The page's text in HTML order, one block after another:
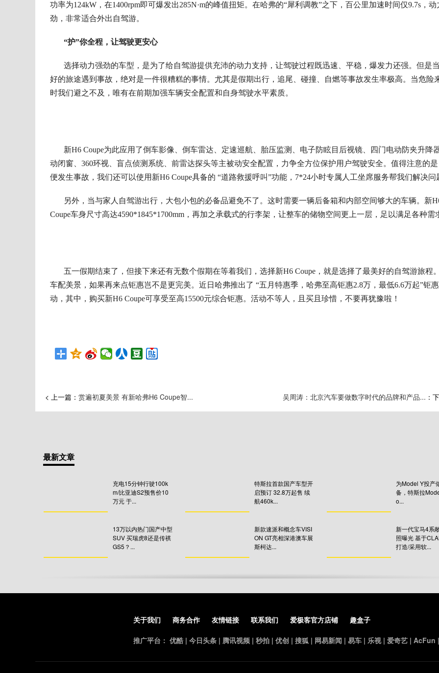
功率为124kW ，在1400rpm即可爆发出285N·m的峰值扭矩。在哈弗的“犀利调教”之下，百公里加速时间仅9.7s，动
劲，非常适合外出自驾游。
“护”你全程， 让驾驶更安心
选择动力强劲的车型 ， 是为了给自驾游提供充沛的动力支持 ， 让驾驶过程既迅速 平稳 ， 爆发力还强。 但是
好的旅途遇到事故 ，绝对是一件很糟糕的事情。 尤其是假期出行 ， 追尾 碰撞 自燃等事故发生率极高。当危险
时我们避之不及，唯有在前期加强车辆安全配置和自身驾驶水平素质。
新H6 Coupe为此应用了倒车影像、倒车雷达、定速巡航、胎压监测、电子防眩目后视镜、四门电动防夹升降
动闭窗、360环视、盲点侦测系统、前雷达探头等主被动安全配置，力争全方位保护用户驾驶安全。值得注意的是
便发生事故，我们还可以使用新H6 Coupe具备的 “道路救援呼叫”功能，7*24小时专属人工坐席服务帮我们解决问
另外，当与家人自驾游出行，大包小包的必备品避免不了。这时需要一辆后备箱和内部空间够大的车辆。新
Coupe车身尺寸高达4590*1845*1700mm，再加之承载式的行李架，让整车的储物空间更上一层，足以满足各种需
五一假期结束了 ， 但接下来还有无数个假期在等着我们 ， 选择新H6 Coupe，就是选择了最美好的自驾游旅程。
车配美景，如果再来点钜惠岂不是更完美。近日哈弗推出了 “五月特惠季，哈弗至高钜惠2.8万，最低6.6万起”钜
动， 其中，购买新H6 Coupe可享受至高15500元综合钜惠。活动不等人，且买且珍惜，不要再犹豫啦！
< 上一篇： 赏遍初夏美景 有新哈弗H6 Coupe智... 吴周涛：北京汽车要做数字时代的品牌和产品... ：
最新文章
充电15分钟行驶100k
m/比亚迪S2预售价10
万元 于...
特斯拉首款国产车型开
启预订 32.8万起售 续
航460k...
为Model Y投产
备，特斯拉
o...
13万以内热门国产中型
SUV 买瑞虎8还是传祺
GS5？...
新款速派和概念车VISI
ON GT亮相深港澳车展
斯柯达...
新一代宝马4系
照曝光 基于
打造/采用软...
关于我们 商务合作 友情链接 联系我们 爱极客官方店铺 趣盒子
推广平台： 优酷 | 今日头条 | 腾讯视频 | 秒拍 | 优创 | 搜狐 | 网易新闻 | 易车 | 乐视| 爱奇艺 | AcFun |